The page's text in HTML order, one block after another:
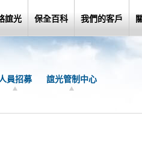
誼光 保全百科 我們的客戶
員招募 誼光管制中心